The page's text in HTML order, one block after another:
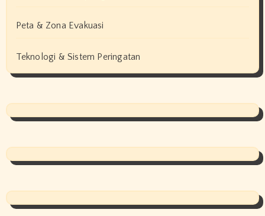
Peta & Zona Evakuasi
Teknologi & Sistem Peringatan